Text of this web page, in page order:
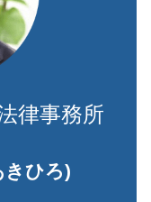
律事務所
きひろ)